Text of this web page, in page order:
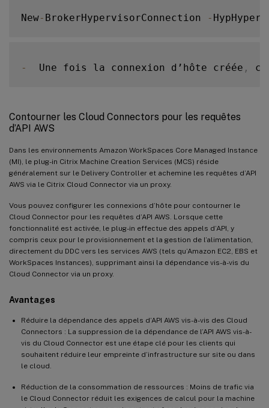
New- BrokerHypervisorConnection -
-
  Une fois la connexion d’hôte créée
,
Contourner les Cloud Connectors pour les requêtes
d’API AWS
Dans les environnements Amazon WorkSpaces Core Managed Instance
(MI), le plug-in Citrix Machine Creation Services (MCS) réside
généralement sur le Delivery Controller et achemine les requêtes d’API
AWS via le Citrix Cloud Connector via un proxy.
Vous pouvez configurer les connexions d’hôte pour contourner le
Cloud Connector pour les requêtes d’API AWS. Lorsque cette
fonctionnalité est activée, le plug-in effectue des appels d’API, y
compris ceux pour le provisionnement et la gestion de l’alimentation,
directement du DDC vers les services AWS (tels qu’Amazon EC2, EBS et
WorkSpaces Instances), supprimant ainsi la dépendance vis-à-vis du
Cloud Connector via un proxy.
Avantages
Réduire la dépendance des appels d’API AWS vis-à-vis des Cloud
Connectors : La suppression de la dépendance de l’API AWS vis-à-
vis du Cloud Connector est une étape clé pour les clients qui
souhaitent réduire leur empreinte d’infrastructure sur site ou dans
le cloud.
Réduction de la consommation de ressources : Moins de trafic via
le Cloud Connector réduit les exigences de calcul pour la machine